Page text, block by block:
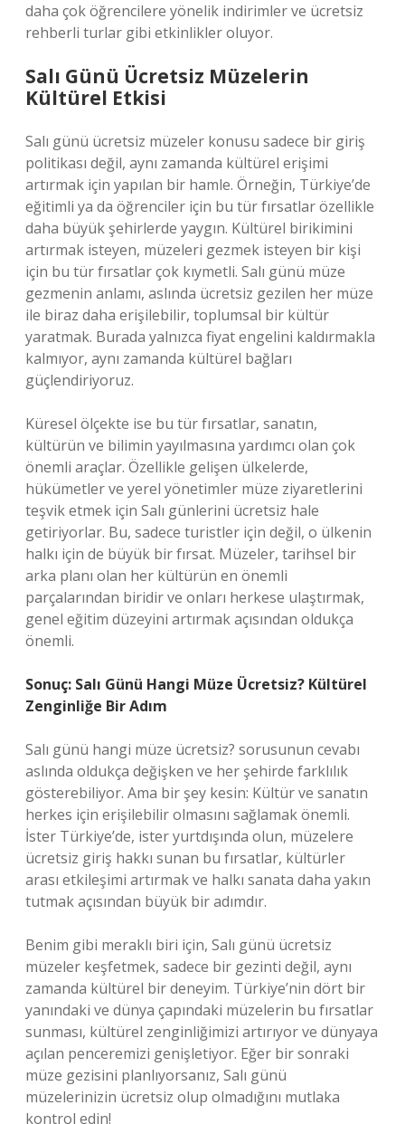
daha çok öğrencilere yönelik indirimler ve ücretsiz
rehberli turlar gibi etkinlikler oluyor.
Salı Günü Ücretsiz Müzelerin
Kültürel Etkisi
Salı günü ücretsiz müzeler konusu sadece bir giriş
politikası değil, aynı zamanda kültürel erişimi
artırmak için yapılan bir hamle. Örneğin, Türkiye’de
eğitimli ya da öğrenciler için bu tür fırsatlar özellikle
daha büyük şehirlerde yaygın. Kültürel birikimini
artırmak isteyen, müzeleri gezmek isteyen bir kişi
için bu tür fırsatlar çok kıymetli. Salı günü müze
gezmenin anlamı, aslında ücretsiz gezilen her müze
ile biraz daha erişilebilir, toplumsal bir kültür
yaratmak. Burada yalnızca fiyat engelini kaldırmakla
kalmıyor, aynı zamanda kültürel bağları
güçlendiriyoruz.
Küresel ölçekte ise bu tür fırsatlar, sanatın,
kültürün ve bilimin yayılmasına yardımcı olan çok
önemli araçlar. Özellikle gelişen ülkelerde,
hükümetler ve yerel yönetimler müze ziyaretlerini
teşvik etmek için Salı günlerini ücretsiz hale
getiriyorlar. Bu, sadece turistler için değil, o ülkenin
halkı için de büyük bir fırsat. Müzeler, tarihsel bir
arka planı olan her kültürün en önemli
parçalarından biridir ve onları herkese ulaştırmak,
genel eğitim düzeyini artırmak açısından oldukça
önemli.
Sonuç: Salı Günü Hangi Müze Ücretsiz? Kültürel
Zenginliğe Bir Adım
Salı günü hangi müze ücretsiz? sorusunun cevabı
aslında oldukça değişken ve her şehirde farklılık
gösterebiliyor. Ama bir şey kesin: Kültür ve sanatın
herkes için erişilebilir olmasını sağlamak önemli.
İster Türkiye’de, ister yurtdışında olun, müzelere
ücretsiz giriş hakkı sunan bu fırsatlar, kültürler
arası etkileşimi artırmak ve halkı sanata daha yakın
tutmak açısından büyük bir adımdır.
Benim gibi meraklı biri için, Salı günü ücretsiz
müzeler keşfetmek, sadece bir gezinti değil, aynı
zamanda kültürel bir deneyim. Türkiye’nin dört bir
yanındaki ve dünya çapındaki müzelerin bu fırsatlar
sunması, kültürel zenginliğimizi artırıyor ve dünyaya
açılan penceremizi genişletiyor. Eğer bir sonraki
müze gezisini planlıyorsanız, Salı günü
müzelerinizin ücretsiz olup olmadığını mutlaka
kontrol edin!